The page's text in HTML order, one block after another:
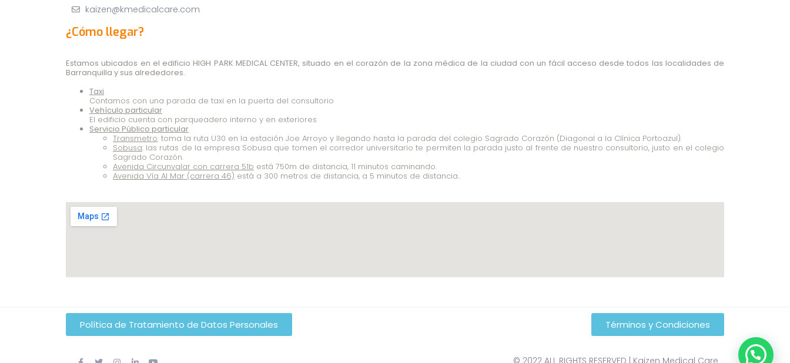
kaizen@kmedicalcare.com
¿Cómo llegar?
Estamos ubicados en el edificio HIGH PARK MEDICAL CENTER, situado en el corazón de la zona médica de la ciudad con un fácil acceso desde todos las localidades de
Barranquilla y sus alrededores.
Taxi
Contamos con una parada de taxi en la puerta del consultorio
Vehículo particular
El edificio cuenta con parqueadero interno y en exteriores
Servicio Público particular
Transmetro: toma la ruta U30 en la estación Joe Arroyo y llegando hasta la parada del colegio Sagrado Corazón (Diagonal a la Clínica Portoazul).
Sobusa: las rutas de la empresa Sobusa que tomen el corredor universitario te permiten la parada justo al frente de nuestro consultorio, justo en el colegio
Sagrado Corazón.
Avenida Circunvalar con carrera 51b está 750m de distancia, 11 minutos caminando.
Avenida Vía Al Mar (carrera 46) está a 300 metros de distancia, a 5 minutos de distancia..
Política de Tratamiento de Datos Personales Términos y Condiciones
© 2022 ALL RIGHTS RESERVED | Kaizen Medical Care